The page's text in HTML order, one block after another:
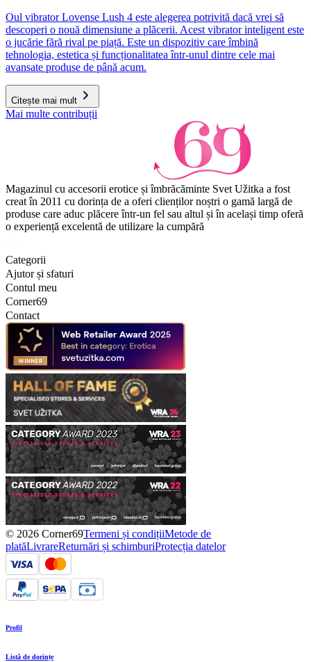
Oul vibrator Lovense Lush 4 este alegerea potrivită dacă vrei să
descoperi o nouă dimensiune a plăcerii. Acest vibrator inteligent este
o jucărie fără rival pe piață. Este un dispozitiv care îmbină
tehnologia, estetica și funcționalitatea într-unul dintre cele mai
avansate produse de până acum.
Citește mai mult
Mai multe contribuții
Magazinul cu accesorii erotice și îmbrăcăminte Svet Užitka a fost
creat în 2011 cu dorința de a oferi clienților noștri o gamă largă de
produse care aduc plăcere într-un fel sau altul și în același timp oferă
o experiență excelentă de utilizare la cumpără
Categorii
Ajutor și sfaturi
Contul meu
Corner69
Contact
© 2026 Corner69Termeni și condițiiMetode de
platăLivrareReturnări și schimburiProtecția datelor
Profil
Listă de dorințe